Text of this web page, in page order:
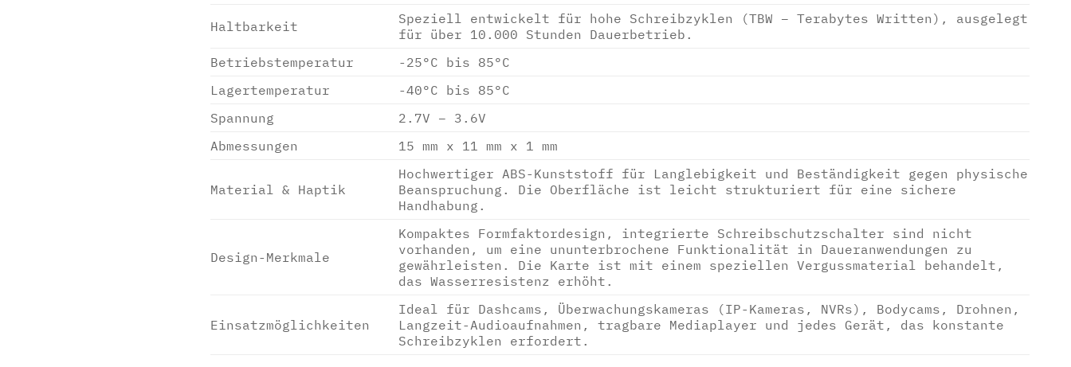
Haltbarkeit
Speziell entwickelt für hohe Schreibzyklen (TBW – Terabytes Written), ausgelegt
für über 10.000 Stunden Dauerbetrieb.
Betriebstemperatur
-25°C bis 85°C
Lagertemperatur
-40°C bis 85°C
Spannung
2.7V – 3.6V
Abmessungen
15 mm x 11 mm x 1 mm
Material & Haptik
Hochwertiger ABS-Kunststoff für Langlebigkeit und Beständigkeit gegen physische
Beanspruchung. Die Oberfläche ist leicht strukturiert für eine sichere
Handhabung.
Design-Merkmale
Kompaktes Formfaktordesign, integrierte Schreibschutzschalter sind nicht
vorhanden, um eine ununterbrochene Funktionalität in Daueranwendungen zu
gewährleisten. Die Karte ist mit einem speziellen Vergussmaterial behandelt,
das Wasserresistenz erhöht.
Einsatzmöglichkeiten
Ideal für Dashcams, Überwachungskameras (IP-Kameras, NVRs), Bodycams, Drohnen,
Langzeit-Audioaufnahmen, tragbare Mediaplayer und jedes Gerät, das konstante
Schreibzyklen erfordert.